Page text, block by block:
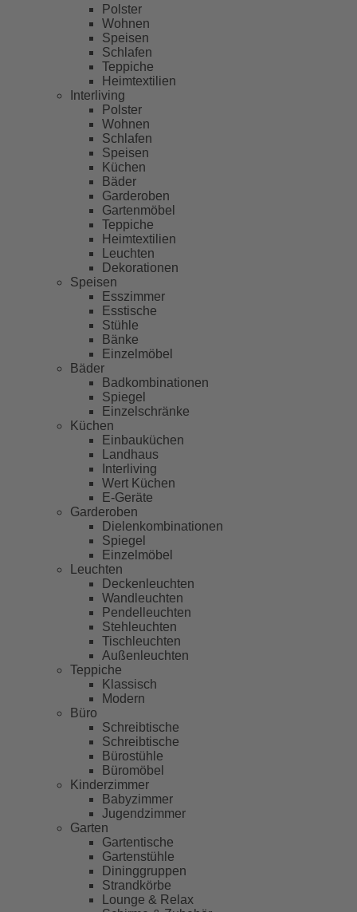
Polster
Wohnen
Speisen
Schlafen
Teppiche
Heimtextilien
Interliving
Polster
Wohnen
Schlafen
Speisen
Küchen
Bäder
Garderoben
Gartenmöbel
Teppiche
Heimtextilien
Leuchten
Dekorationen
Speisen
Esszimmer
Esstische
Stühle
Bänke
Einzelmöbel
Bäder
Badkombinationen
Spiegel
Einzelschränke
Küchen
Einbauküchen
Landhaus
Interliving
Wert Küchen
E-Geräte
Garderoben
Dielenkombinationen
Spiegel
Einzelmöbel
Leuchten
Deckenleuchten
Wandleuchten
Pendelleuchten
Stehleuchten
Tischleuchten
Außenleuchten
Teppiche
Klassisch
Modern
Büro
Schreibtische
Schreibtische
Bürostühle
Büromöbel
Kinderzimmer
Babyzimmer
Jugendzimmer
Garten
Gartentische
Gartenstühle
Dininggruppen
Strandkörbe
Lounge & Relax